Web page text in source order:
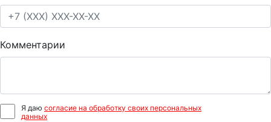
Комментарии
Я даю согласие на обработку своих персональных
данных